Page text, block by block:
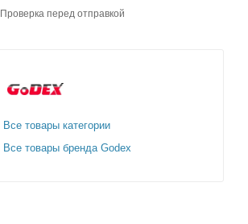
Проверка перед отправкой
Все товары категории
Все товары бренда Godex